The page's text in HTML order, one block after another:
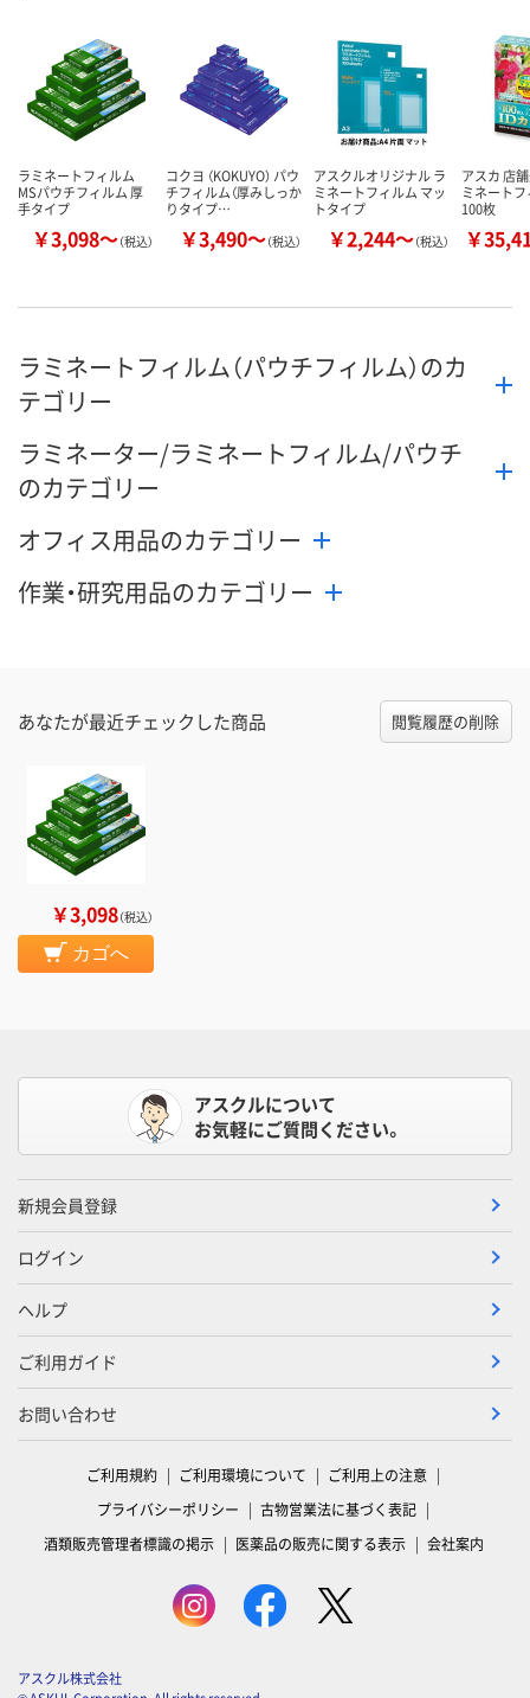
数量
カゴへ カゴへ カ
ラミネートフィルム
MSパウチフィルム 厚
手タイプ
￥3,098～（税込）
コクヨ （KOKUYO） パウ
チフィルム（厚みしっか
りタイプ…
￥3,490～（税込）
アスクルオリジナル ラ
ミネートフィルム マッ
トタイプ
￥2,244～（税込）
アスカ 店
ミネート
100枚
￥
ラミネートフィルム（パウチフィルム）のカ
テゴリー
ラミネーター/ラミネートフィルム/パウチ
のカテゴリー
オフィス用品のカテゴリー
作業・研究用品のカテゴリー
あなたが最近チェックした商品 閲覧履歴の削除
￥3,098（税込）
カゴへ
アスクルについて
お気軽にご質問ください。
新規会員登録
ログイン
ヘルプ
ご利用ガイド
お問い合わせ
ご利用規約 ご利用環境について
ご利用上の注意
プライバシーポリシー
古物営業法に基づく表記
酒類販売管理者標識の掲示
医薬品の販売に関する表示 会社案内
アスクル株式会社